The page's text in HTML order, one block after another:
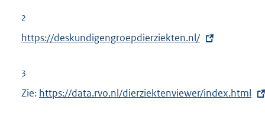
2
E
t
https://deskundigengroepdierziekten.nl/
3
Zie: E
https://data.rvo.nl/dierziektenviewer/index.html